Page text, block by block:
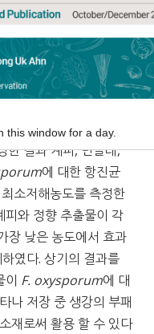
위한 목적으로 식물
하였다. 부패한 생강으
oxysporum, F.
로 동정되었고 이중 생
대하여 총 12종의 식물
한 결과 계피, 민들레,
에 대한 항진균
소저해농도를 측정한
와 정향 추출물이 각
장 낮은 농도에서 효과
였다. 상기의 결과를
이 F. oxysporum에 대
나 저장 중 생강의 부패
재로써 활용 할 수 있다
window for a day.